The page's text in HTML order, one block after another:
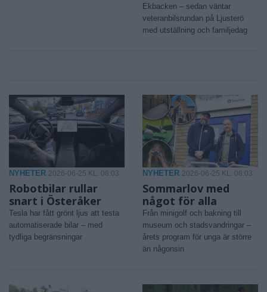
Ekbacken – sedan väntar
veteranbilsrundan på Ljusterö
med utställning och familjedag
NYHETER 2026-06-25 KL. 08:03
Robotbilar rullar
snart i Österåker
Tesla har fått grönt ljus att testa
automatiserade bilar – med
tydliga begränsningar
NYHETER 2026-06-25 KL. 08:03
Sommarlov med
något för alla
Från minigolf och bakning till
museum och stadsvandringar –
årets program för unga är större
än någonsin